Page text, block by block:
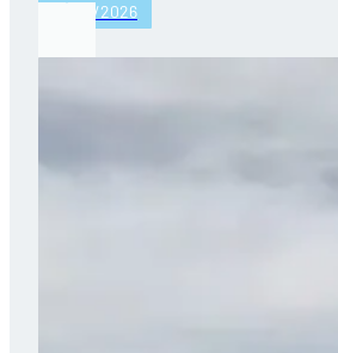
27/07/2026